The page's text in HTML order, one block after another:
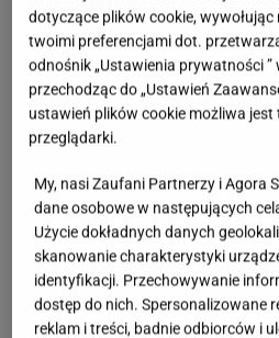
dotyczące plików cookie,
twoimi preferencjami dot.
odnośnik „Ustawienia prywatności ”
przechodząc do „Ustawień
ustawień plików cookie możliwa
przeglądarki.
My, nasi Zaufani Partnerzy i Agora
dane osobowe w następujących
Użycie dokładnych danych
skanowanie charakterystyki
identyfikacji. Przechowywanie
dostęp do nich. Spersonalizowane
reklam i treści, badnie odbiorców i